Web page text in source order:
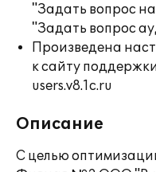
"Задать вопрос
"Задать вопрос
Произведена
к сайту
users.v8.1c.ru
Описание
С целью